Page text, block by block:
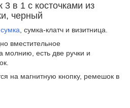
в 1 с косточками из
черный
сумка , сумка-клатч и визитница.
вместительное
молнию, есть две ручки и
на магнитную кнопку, ремешок в